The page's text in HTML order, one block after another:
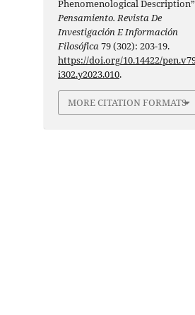
Phenomenological
Pensamiento. Revista De
Investigación E Información
Filosófica79 (302): 203-19.
https://doi.org/10.14422/
i302.y2023.010.
MORE CITATION FORMATS